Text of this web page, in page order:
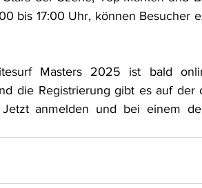
bis 17:00 Uhr, können Besucher
Masters 2025 ist bald
die Registrierung gibt es auf der
anmelden und bei einem